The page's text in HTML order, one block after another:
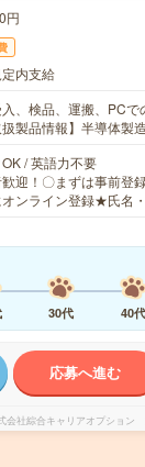
円
内支給
、検品、運搬、PCで
扱製品情報】半導体
/ 英語力不要
迎！〇まずは事前登
オンライン登録★氏名
30代 40代
応募へ進む
会社綜合キャリアオプション